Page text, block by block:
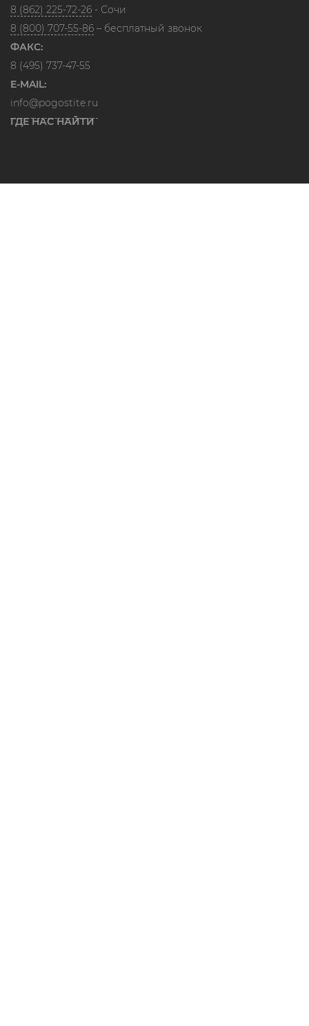
8 (862) 225-72-26 - Сочи
8 (800) 707-55-86 – бесплатный звонок
ФАКС:
8 (495) 737-47-55
E-MAIL:
info@pogostite.ru
ГДЕ НАС НАЙТИ